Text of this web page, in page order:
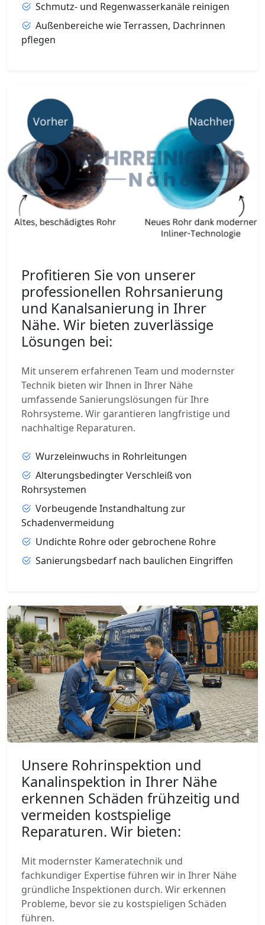
Schmutz- und Regenwasserkanäle reinigen
Außenbereiche wie Terrassen, Dachrinnen
pflegen
Profitieren Sie von unserer
professionellen Rohrsanierung
und Kanalsanierung in Ihrer
Nähe. Wir bieten zuverlässige
Lösungen bei:
Mit unserem erfahrenen Team und modernster
Technik bieten wir Ihnen in Ihrer Nähe
umfassende Sanierungslösungen für Ihre
Rohrsysteme. Wir garantieren langfristige und
nachhaltige Reparaturen.
Wurzeleinwuchs in Rohrleitungen
Alterungsbedingter Verschleiß von
Rohrsystemen
Vorbeugende Instandhaltung zur
Schadenvermeidung
Undichte Rohre oder gebrochene Rohre
Sanierungsbedarf nach baulichen Eingriffen
Unsere Rohrinspektion und
Kanalinspektion in Ihrer Nähe
erkennen Schäden frühzeitig und
vermeiden kostspielige
Reparaturen. Wir bieten:
Mit modernster Kameratechnik und
fachkundiger Expertise führen wir in Ihrer Nähe
gründliche Inspektionen durch. Wir erkennen
Probleme, bevor sie zu kostspieligen Schäden
führen.